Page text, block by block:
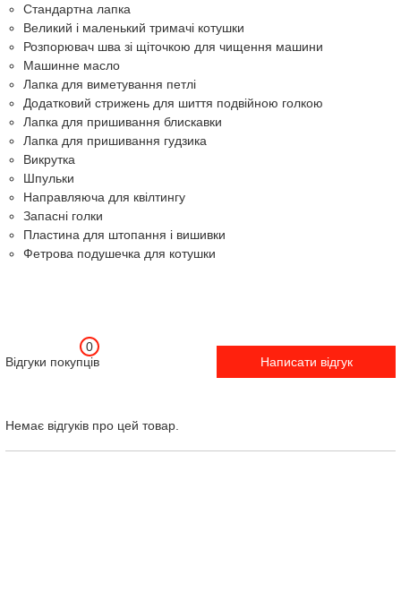
Стандартна лапка
Великий і маленький тримачі котушки
Розпорювач шва зі щіточкою для чищення машини
Машинне масло
Лапка для виметування петлі
Додатковий стрижень для шиття подвійною голкою
Лапка для пришивання блискавки
Лапка для пришивання гудзика
Викрутка
Шпульки
Направляюча для квілтингу
Запасні голки
Пластина для штопання і вишивки
Фетрова подушечка для котушки
Відгуки покупців
0
Написати відгук
Немає відгуків про цей товар.